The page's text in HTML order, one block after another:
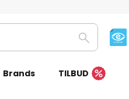
Søg
Brands TILBUD